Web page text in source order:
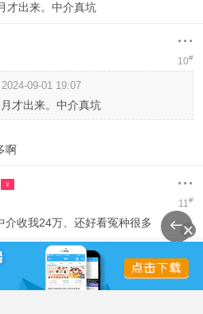
才出来。中介真坑
...
10#
09-01 19:07
才出来。中介真坑
啊
...
11#
介收我24万、还好看冤种很多
12